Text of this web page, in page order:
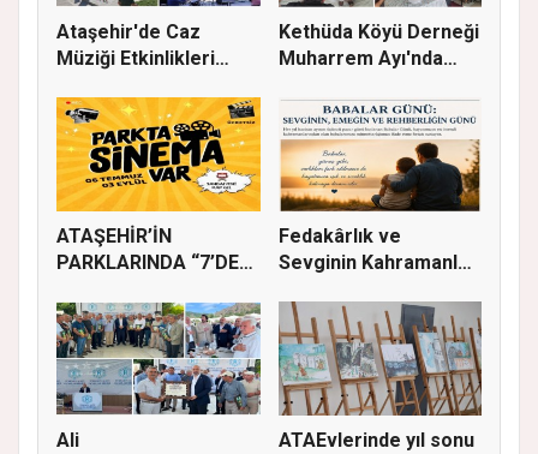
Ataşehir'de Caz
Müziği Etkinlikleri
Kethüda Köyü Derneği
Muharrem Ayı'nda
ATAŞEHİR’İN
PARKLARINDA “7’DEN
Fedakârlık ve
Sevginin Kahramanları
Ali
ATAEvlerinde yıl sonu